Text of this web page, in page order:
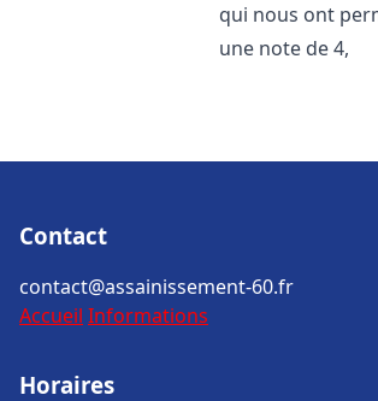
qui nous ont
une note de 4,
Contact
contact@assainissement-60.fr
Accueil Informations
Horaires